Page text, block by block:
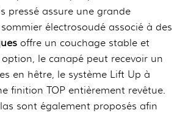
pressé assure une grande
électrosoudé associé à des
offre un couchage stable et
le canapé peut recevoir un
en hêtre, le système Lift Up à
finition TOP entièrement revêtue.
sont également proposés afin